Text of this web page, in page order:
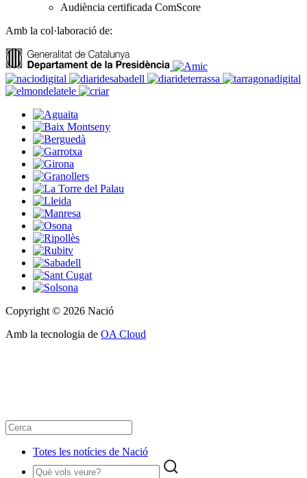
Audiència certificada ComScore
Amb la col·laboració de:
Copyright © 2026 Nació
Amb la tecnologia de OA Cloud
Totes les notícies de Nació